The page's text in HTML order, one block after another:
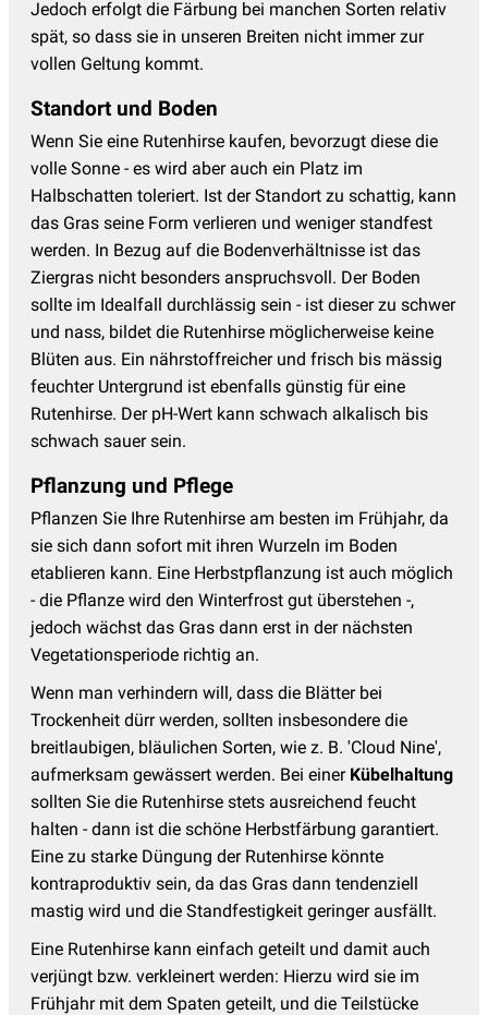
Jedoch erfolgt die Färbung bei manchen Sorten relativ
spät, so dass sie in unseren Breiten nicht immer zur
vollen Geltung kommt.
Standort und Boden
Wenn Sie eine Rutenhirse kaufen, bevorzugt diese die
volle Sonne - es wird aber auch ein Platz im
Halbschatten toleriert. Ist der Standort zu schattig, kann
das Gras seine Form verlieren und weniger standfest
werden. In Bezug auf die Bodenverhältnisse ist das
Ziergras nicht besonders anspruchsvoll. Der Boden
sollte im Idealfall durchlässig sein - ist dieser zu schwer
und nass, bildet die Rutenhirse möglicherweise keine
Blüten aus. Ein nährstoffreicher und frisch bis mässig
feuchter Untergrund ist ebenfalls günstig für eine
Rutenhirse. Der pH-Wert kann schwach alkalisch bis
schwach sauer sein.
Pflanzung und Pflege
Pflanzen Sie Ihre Rutenhirse am besten im Frühjahr, da
sie sich dann sofort mit ihren Wurzeln im Boden
etablieren kann. Eine Herbstpflanzung ist auch möglich
- die Pflanze wird den Winterfrost gut überstehen -,
jedoch wächst das Gras dann erst in der nächsten
Vegetationsperiode richtig an.
Wenn man verhindern will, dass die Blätter bei
Trockenheit dürr werden, sollten insbesondere die
breitlaubigen, bläulichen Sorten, wie z. B. 'Cloud Nine',
aufmerksam gewässert werden. Bei einer Kübelhaltung
sollten Sie die Rutenhirse stets ausreichend feucht
halten - dann ist die schöne Herbstfärbung garantiert.
Eine zu starke Düngung der Rutenhirse könnte
kontraproduktiv sein, da das Gras dann tendenziell
mastig wird und die Standfestigkeit geringer ausfällt.
Eine Rutenhirse kann einfach geteilt und damit auch
verjüngt bzw. verkleinert werden: Hierzu wird sie im
Frühjahr mit dem Spaten geteilt, und die Teilstücke